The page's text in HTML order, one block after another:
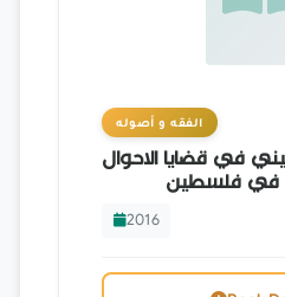
الفقه و أصوله
في قضايا الاحوال
في فلسطين
2016